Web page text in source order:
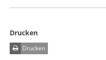
Drucken
Drucken